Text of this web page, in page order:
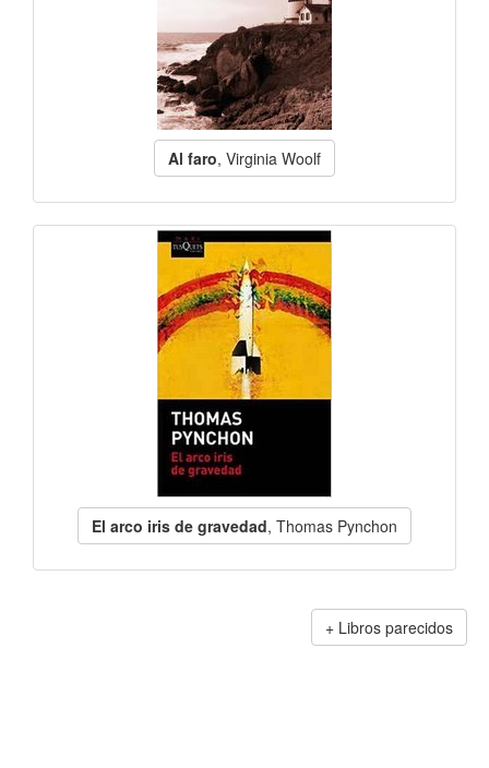
Al faro, Virginia Woolf
El arco iris de gravedad, Thomas Pynchon
Libros parecidos